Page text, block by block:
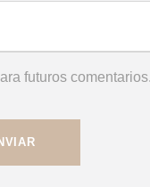
futuros comentarios.